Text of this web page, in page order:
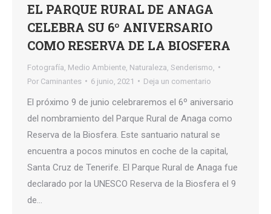
EL PARQUE RURAL DE ANAGA
CELEBRA SU 6º ANIVERSARIO
COMO RESERVA DE LA BIOSFERA
Fotografía Medio Ambiente Naturaleza Senderismo,
Por Caminantes 6 junio, 2021 Deja un comentario
El próximo 9 de junio celebraremos el 6º aniversario
del nombramiento del Parque Rural de Anaga como
Reserva de la Biosfera. Este santuario natural se
encuentra a pocos minutos en coche de la capital,
Santa Cruz de Tenerife. El Parque Rural de Anaga fue
declarado por la UNESCO Reserva de la Biosfera el 9
de…